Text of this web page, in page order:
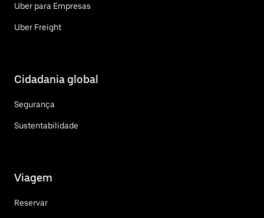
Uber para Empresas
Uber Freight
Cidadania global
Segurança
Sustentabilidade
Viagem
Reservar